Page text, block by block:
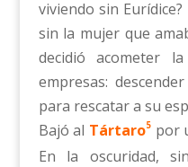
viviendo sin
sin la mujer que
decidió acometer
empresas:
para rescatar a su
Bajó al Tártaro5 por
En la oscuridad,